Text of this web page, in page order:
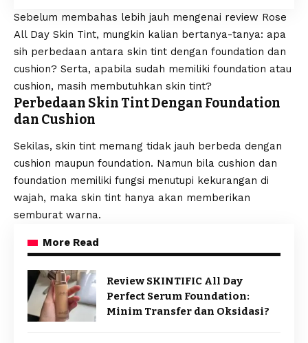
Sebelum membahas lebih jauh mengenai review Rose
All Day Skin Tint, mungkin kalian bertanya-tanya: apa
sih perbedaan antara skin tint dengan foundation dan
cushion? Serta, apabila sudah memiliki foundation atau
cushion, masih membutuhkan skin tint?
Perbedaan Skin Tint Dengan Foundation
dan Cushion
Sekilas, skin tint memang tidak jauh berbeda dengan
cushion maupun foundation. Namun bila cushion dan
foundation memiliki fungsi menutupi kekurangan di
wajah, maka skin tint hanya akan memberikan
semburat warna.
More Read
Review SKINTIFIC All Day
Perfect Serum Foundation:
Minim Transfer dan Oksidasi?